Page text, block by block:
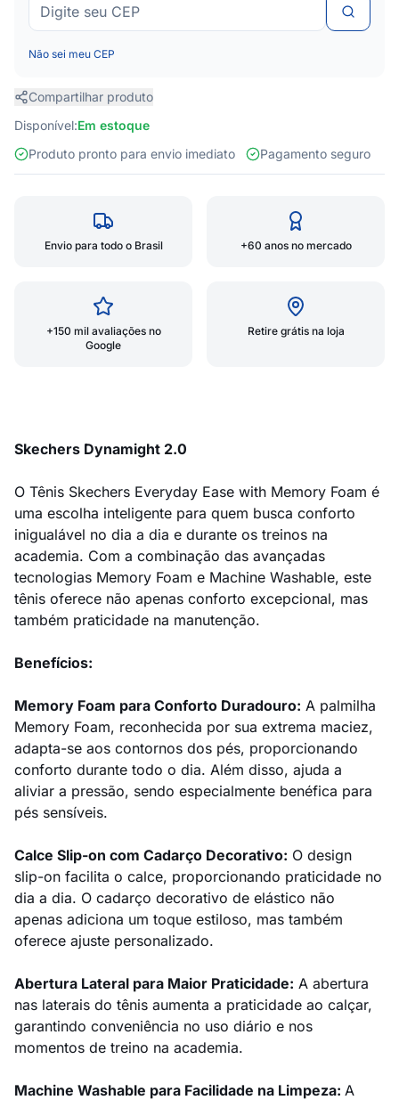
Não sei meu CEP
Compartilhar produto
Disponível:Em estoque
Produto pronto para envio imediato
Pagamento seguro
Envio para todo o Brasil +60 anos no mercado
+150 mil avaliações no
Google
Retire grátis na loja
Skechers Dynamight 2.0
O Tênis Skechers Everyday Ease with Memory Foam é
uma escolha inteligente para quem busca conforto
inigualável no dia a dia e durante os treinos na
academia. Com a combinação das avançadas
tecnologias Memory Foam e Machine Washable, este
tênis oferece não apenas conforto excepcional, mas
também praticidade na manutenção.
Benefícios:
Memory Foam para Conforto Duradouro: A palmilha
Memory Foam, reconhecida por sua extrema maciez,
adapta-se aos contornos dos pés, proporcionando
conforto durante todo o dia. Além disso, ajuda a
aliviar a pressão, sendo especialmente benéfica para
pés sensíveis.
Calce Slip-on com Cadarço Decorativo: O design
slip-on facilita o calce, proporcionando praticidade no
dia a dia. O cadarço decorativo de elástico não
apenas adiciona um toque estiloso, mas também
oferece ajuste personalizado.
Abertura Lateral para Maior Praticidade: A abertura
nas laterais do tênis aumenta a praticidade ao calçar,
garantindo conveniência no uso diário e nos
momentos de treino na academia.
Machine Washable para Facilidade na Limpeza: A